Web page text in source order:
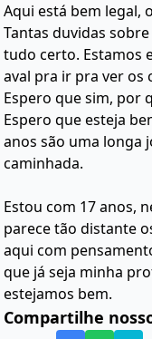
Aqui está bem legal,
Tantas duvidas
tudo certo. Estamos
aval pra ir pra ver os
Espero que sim, por
Espero que esteja
anos são uma longa
caminhada.
Estou com 17 anos,
parece tão distante
aqui com
que já seja minha
estejamos bem.
Compartilhe